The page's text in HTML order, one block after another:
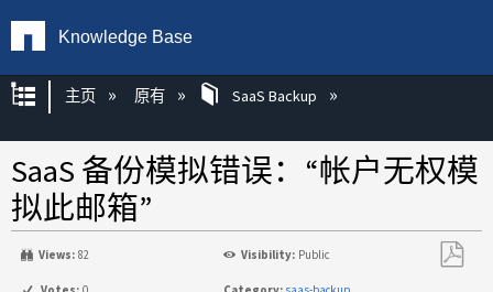
Knowledge Base
扩展/隐缩全局层次
主页 原有 SaaS Backup
SaaS 备份模拟错误：“帐户无权模
拟此邮箱”
Views: 82 Visibility: Public